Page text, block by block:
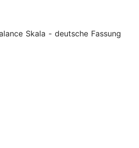
Skala - deutsche Fassung